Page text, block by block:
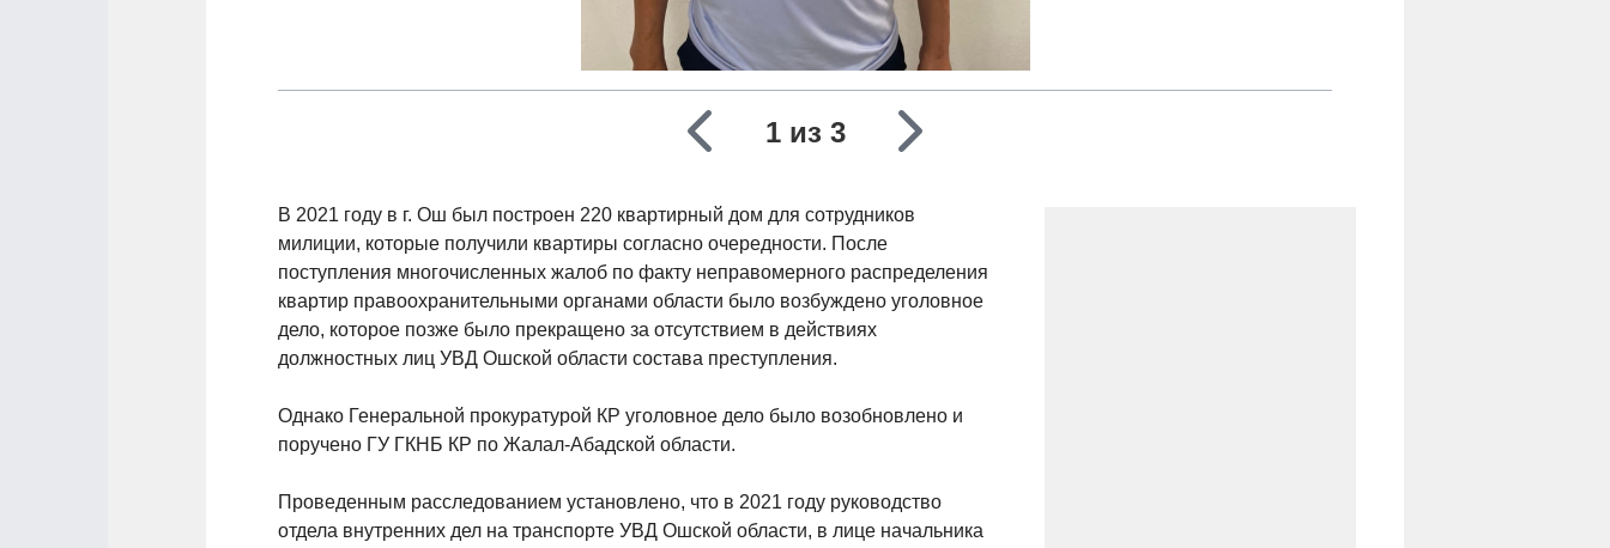
1 из 3
В 2021 году в г. Ош был построен 220 квартирный дом для сотрудников
милиции, которые получили квартиры согласно очередности. После
поступления многочисленных жалоб по факту неправомерного распределения
квартир правоохранительными органами области было возбуждено уголовное
дело, которое позже было прекращено за отсутствием в действиях
должностных лиц УВД Ошской области состава преступления.
Однако Генеральной прокуратурой КР уголовное дело было возобновлено и
поручено ГУ ГКНБ КР по Жалал-Абадской области.
Проведенным расследованием установлено, что в 2021 году руководство
отдела внутренних дел на транспорте УВД Ошской области, в лице начальника